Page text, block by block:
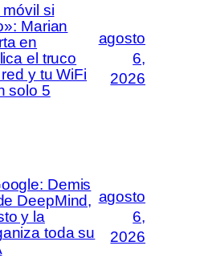
si
Marian
en
el truco
y tu WiFi
solo 5
agosto
6,
2026
Demis
DeepMind,
y la
toda su
agosto
6,
2026